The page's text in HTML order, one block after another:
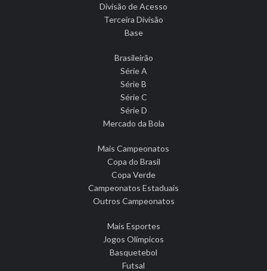
Divisão de Acesso
Terceira Divisão
Base
Brasileirão
Série A
Série B
Série C
Série D
Mercado da Bola
Mais Campeonatos
Copa do Brasil
Copa Verde
Campeonatos Estaduais
Outros Campeonatos
Mais Esportes
Jogos Olímpicos
Basquetebol
Futsal